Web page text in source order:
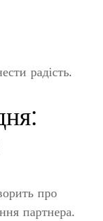
радість.
про
партнера.